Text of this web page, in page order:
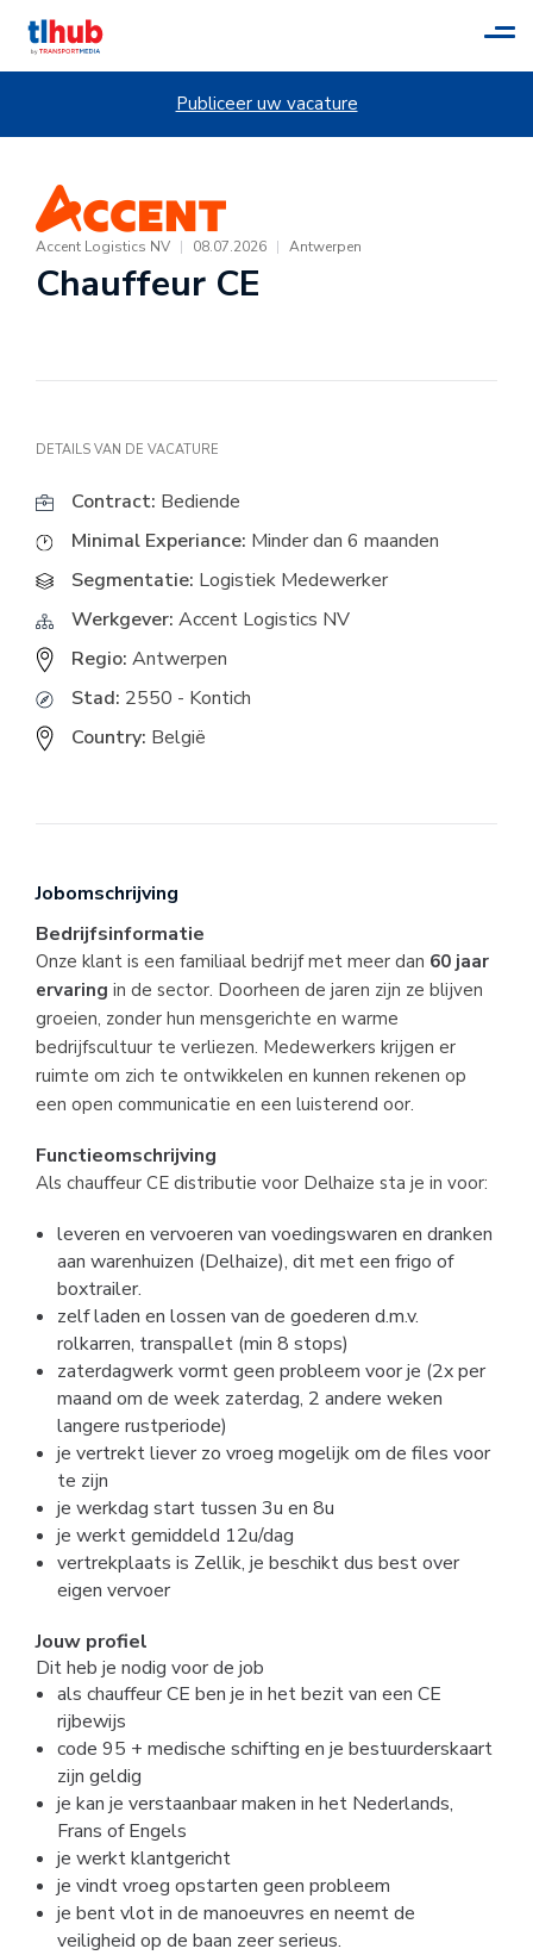
Publiceer uw vacature
Accent Logistics NV | 08.07.2026 | Antwerpen
Chauffeur CE
DETAILS VAN DE VACATURE
Contract: Bediende
Minimal Experiance: Minder dan 6 maanden
Segmentatie: Logistiek Medewerker
Werkgever: Accent Logistics NV
Regio: Antwerpen
Stad: 2550 - Kontich
Country: België
Jobomschrijving
Bedrijfsinformatie
Onze klant is een familiaal bedrijf met meer dan 60 jaar
ervaring in de sector. Doorheen de jaren zijn ze blijven
groeien, zonder hun mensgerichte en warme
bedrijfscultuur te verliezen. Medewerkers krijgen er
ruimte om zich te ontwikkelen en kunnen rekenen op
een open communicatie en een luisterend oor.
Functieomschrijving
Als chauffeur CE distributie voor Delhaize sta je in voor:
leveren en vervoeren van voedingswaren en dranken
aan warenhuizen (Delhaize), dit met een frigo of
boxtrailer.
zelf laden en lossen van de goederen d.m.v.
rolkarren, transpallet (min 8 stops)
zaterdagwerk vormt geen probleem voor je (2x per
maand om de week zaterdag, 2 andere weken
langere rustperiode)
je vertrekt liever zo vroeg mogelijk om de files voor
te zijn
je werkdag start tussen 3u en 8u
je werkt gemiddeld 12u/dag
vertrekplaats is Zellik, je beschikt dus best over
eigen vervoer
Jouw profiel
Dit heb je nodig voor de job
als chauffeur CE ben je in het bezit van een CE
rijbewijs
code 95 + medische schifting en je bestuurderskaart
zijn geldig
je kan je verstaanbaar maken in het Nederlands,
Frans of Engels
je werkt klantgericht
je vindt vroeg opstarten geen probleem
je bent vlot in de manoeuvres en neemt de
veiligheid op de baan zeer serieus.